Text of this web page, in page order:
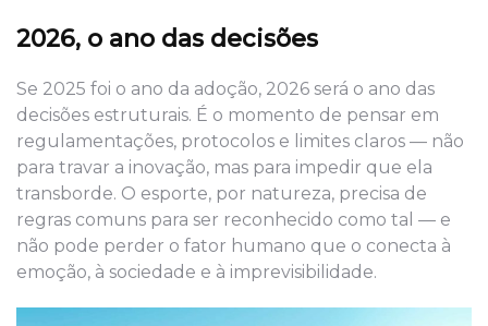
2026, o ano das decisões
Se 2025 foi o ano da adoção, 2026 será o ano das
decisões estruturais. É o momento de pensar em
regulamentações, protocolos e limites claros — não
para travar a inovação, mas para impedir que ela
transborde. O esporte, por natureza, precisa de
regras comuns para ser reconhecido como tal — e
não pode perder o fator humano que o conecta à
emoção, à sociedade e à imprevisibilidade.